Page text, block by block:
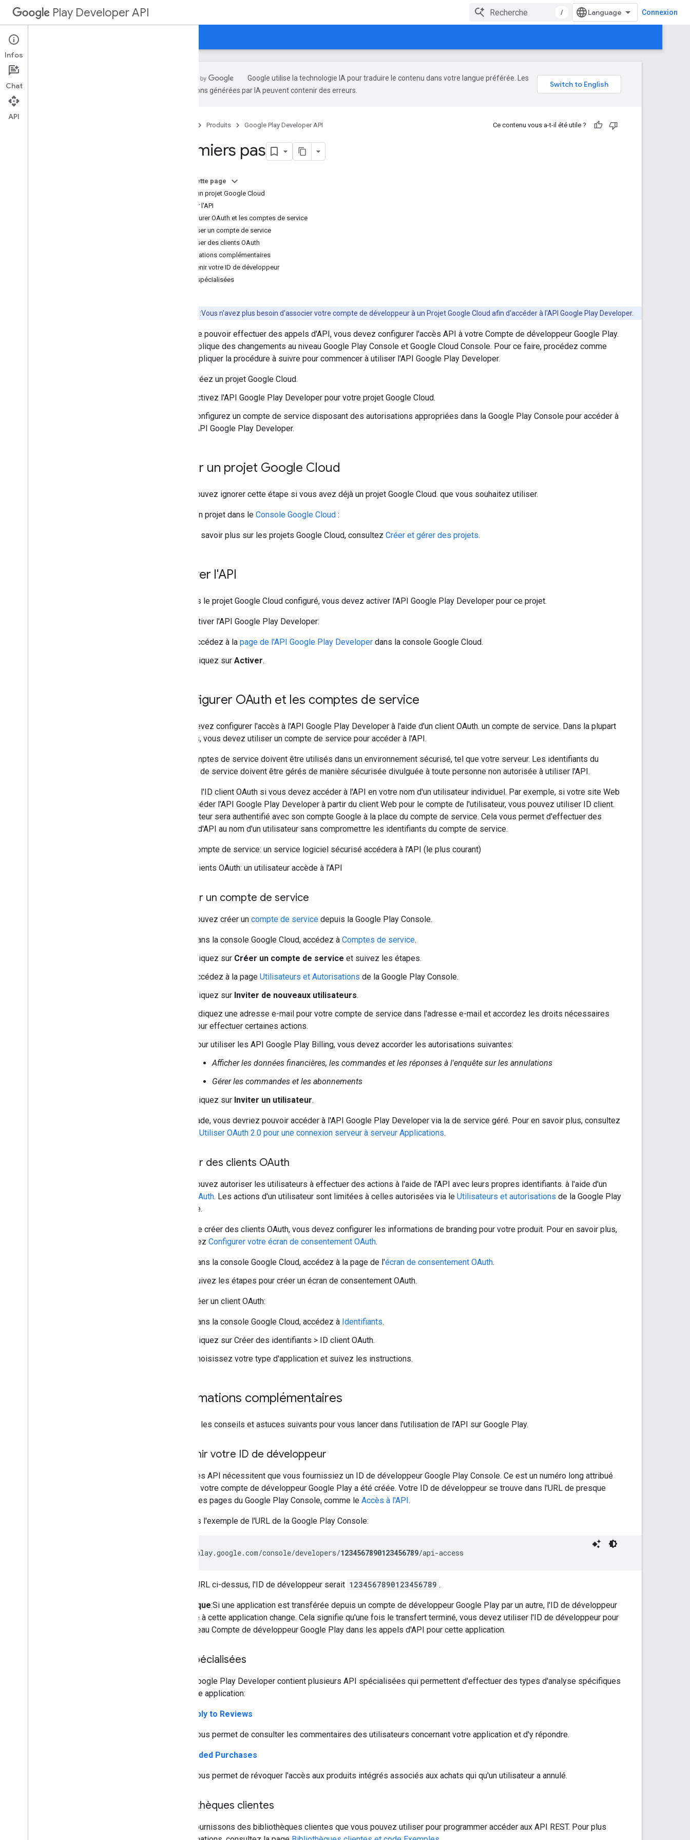
Play Developer API / Connexion
Aperçu
Premiers pas
Google utilise la technologie IA pour traduire le contenu dans votre langue préférée. Les
traductions générées par IA peuvent contenir des erreurs.
Produits Google Play Developer API Ce contenu vous a-t-il été utile ?
Premiers pas
Sur cette page
Créer un projet Google Cloud
Activer l'API
Configurer OAuth et les comptes de service
Utiliser un compte de service
Utiliser des clients OAuth
Informations complémentaires
Obtenir votre ID de développeur
API spécialisées
:Vous n'avez plus besoin d'associer votre compte de développeur à un Projet Google Cloud afin d'accéder à l'API Google Play Developer.
Avant de pouvoir effectuer des appels d'API, vous devez configurer l'accès API à votre Compte de développeur Google Play.
Cela implique des changements au niveau Google Play Console et Google Cloud Console. Pour ce faire, procédez comme
suit : expliquer la procédure à suivre pour commencer à utiliser l'API Google Play Developer.
Créez un projet Google Cloud.
Activez l'API Google Play Developer pour votre projet Google Cloud.
Configurez un compte de service disposant des autorisations appropriées dans la Google Play Console pour accéder à
l'API Google Play Developer.
Créer un projet Google Cloud
Vous pouvez ignorer cette étape si vous avez déjà un projet Google Cloud. que vous souhaitez utiliser.
Créez un projet dans le Console Google Cloud :
Pour en savoir plus sur les projets Google Cloud, consultez Créer et gérer des projets.
Activer l'API
Une fois le projet Google Cloud configuré, vous devez activer l'API Google Play Developer pour ce projet.
Pour activer l'API Google Play Developer:
Accédez à la page de l'API Google Play Developer dans la console Google Cloud.
Cliquez sur Activer.
Configurer OAuth et les comptes de service
Vous devez configurer l'accès à l'API Google Play Developer à l'aide d'un client OAuth. un compte de service. Dans la plupart
des cas, vous devez utiliser un compte de service pour accéder à l'API.
Les comptes de service doivent être utilisés dans un environnement sécurisé, tel que votre serveur. Les identifiants du
compte de service doivent être gérés de manière sécurisée divulguée à toute personne non autorisée à utiliser l'API.
Utilisez l'ID client OAuth si vous devez accéder à l'API en votre nom d'un utilisateur individuel. Par exemple, si votre site Web
doit accéder l'API Google Play Developer à partir du client Web pour le compte de l'utilisateur, vous pouvez utiliser ID client.
L'utilisateur sera authentifié avec son compte Google à la place du compte de service. Cela vous permet d'effectuer des
appels d'API au nom d'un utilisateur sans compromettre les identifiants du compte de service.
Compte de service: un service logiciel sécurisé accédera à l'API (le plus courant)
Clients OAuth: un utilisateur accède à l'API
Utiliser un compte de service
Vous pouvez créer un compte de service depuis la Google Play Console.
Dans la console Google Cloud, accédez à Comptes de service.
Cliquez sur Créer un compte de service et suivez les étapes.
Accédez à la page Utilisateurs et Autorisations de la Google Play Console.
Cliquez sur Inviter de nouveaux utilisateurs.
Indiquez une adresse e-mail pour votre compte de service dans l'adresse e-mail et accordez les droits nécessaires
pour effectuer certaines actions.
Pour utiliser les API Google Play Billing, vous devez accorder les autorisations suivantes:
Afficher les données financières, les commandes et les réponses à l'enquête sur les annulations
Gérer les commandes et les abonnements
Cliquez sur Inviter un utilisateur.
À ce stade, vous devriez pouvoir accéder à l'API Google Play Developer via la de service géré. Pour en savoir plus, consultez
Utiliser OAuth 2.0 pour une connexion serveur à serveur Applications.
Utiliser des clients OAuth
Vous pouvez autoriser les utilisateurs à effectuer des actions à l'aide de l'API avec leurs propres identifiants. à l'aide d'un
OAuth. Les actions d'un utilisateur sont limitées à celles autorisées via le Utilisateurs et autorisations de la Google Play
Console.
Avant de créer des clients OAuth, vous devez configurer les informations de branding pour votre produit. Pour en savoir plus,
consultez Configurer votre écran de consentement OAuth.
Dans la console Google Cloud, accédez à la page de l'écran de consentement OAuth.
Suivez les étapes pour créer un écran de consentement OAuth.
Pour créer un client OAuth:
Dans la console Google Cloud, accédez à Identifiants.
Cliquez sur Créer des identifiants > ID client OAuth.
Choisissez votre type d'application et suivez les instructions.
Informations complémentaires
Utilisez les conseils et astuces suivants pour vous lancer dans l'utilisation de l'API sur Google Play.
Obtenir votre ID de développeur
Certaines API nécessitent que vous fournissiez un ID de développeur Google Play Console. Ce est un numéro long attribué
lorsque votre compte de développeur Google Play a été créée. Votre ID de développeur se trouve dans l'URL de presque
toutes les pages du Google Play Console, comme le Accès à l'API.
Prenons l'exemple de l'URL de la Google Play Console:
https://play.google.com/console/developers/1234567890123456789
Dans l'URL ci-dessus, l'ID de développeur serait 1234567890123456789 .
Remarque:Si une application est transférée depuis un compte de développeur Google Play par un autre, l'ID de développeur
associé à cette application change. Cela signifie qu'une fois le transfert terminé, vous devez utiliser l'ID de développeur pour
le nouveau Compte de développeur Google Play dans les appels d'API pour cette application.
API spécialisées
L'API Google Play Developer contient plusieurs API spécialisées qui permettent d'effectuer des types d'analyse spécifiques
sur votre application:
API Reply to Reviews
Vous permet de consulter les commentaires des utilisateurs concernant votre application et d'y répondre.
API Voided Purchases
Vous permet de révoquer l'accès aux produits intégrés associés aux achats qui qu'un utilisateur a annulé.
Bibliothèques clientes
Nous fournissons des bibliothèques clientes que vous pouvez utiliser pour programmer accéder aux API REST. Pour plus
Infos
Chat
API